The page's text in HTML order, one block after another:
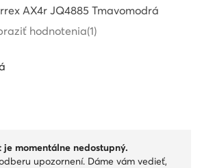
AX4r JQ4885 Tmavomodrá
v škále od 1 do 5
hodnotenia(1)
je momentálne nedostupný.
upozornení. Dáme vám vedieť,